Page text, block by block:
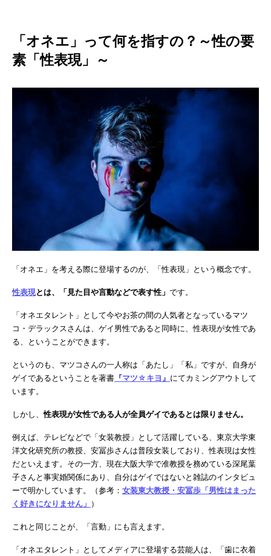
「オネエ」って何を指すの？～性の要
素「性表現」～
「オネエ」を考える際に登場するのが、「性表現」という概念です。
性表現とは、「見た目や言動などで表す性」 です。
「オネエタレント」として今やお茶の間の人気者となっているマツ
コ・デラックスさんは、ゲイ男性であると同時に、性表現が女性であ
る、ということができます。
というのも、マツコさんの一人称は「あたし」「私」ですが、自身が
ゲイであるということを著書 『マツ☆キヨ』 にてカミングアウトして
います。
しかし、性表現が女性である人が全員ゲイであるとは限りません。
例えば、テレビなどで「女装教授」として活躍している、東京大学東
洋文化研究所の教授、安冨歩さんは普段女装しており、性表現は女性
だといえます。その一方、現在大阪大学で准教授を務めている深尾葉
子さんと事実婚関係にあり、自分はゲイではないと雑誌のインタビュ
ーで明かしています。（参考： 女装東大教授・安冨歩「男性はまった
く好きになりません」 ）
これと同じことが、「言動」にも言えます。
「オネエタレント」としてメディアに登場する芸能人は、「歯に衣着